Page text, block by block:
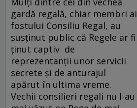
gardă regală, chiar membri ai
fostului Consiliu Regal, au
susţinut public că Regele ar fi
ţinut captiv de
reprezentanţii unor servicii
secrete şi de anturajul
apărut în ultima vreme.
Vechii consilieri regali nu l-au